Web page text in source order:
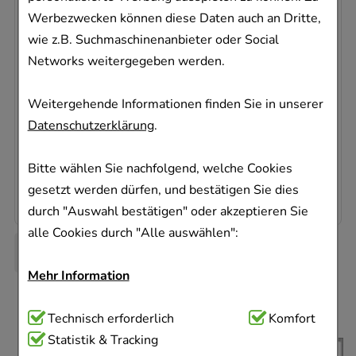
Werbezwecken können diese Daten auch an Dritte,
wie z.B. Suchmaschinenanbieter oder Social
Networks weitergegeben werden.
Weitergehende Informationen finden Sie in unserer
Datenschutzerklärung.
Bitte wählen Sie nachfolgend, welche Cookies
gesetzt werden dürfen, und bestätigen Sie dies
durch "Auswahl bestätigen" oder akzeptieren Sie
alle Cookies durch "Alle auswählen":
Mehr Information
Technisch Notwendig:Hierbei handelt es sich um
Cookies, die für die Grundfunktionen unserer
Technisch erforderlich
Komfort
Statistik & Tracking
MIRENA Intrauterinpessar
Bayer Vital GmbH GB Pharma
Intrauterinpessar
11193108
758,72 €¹
151,74 €pro 1 Stk